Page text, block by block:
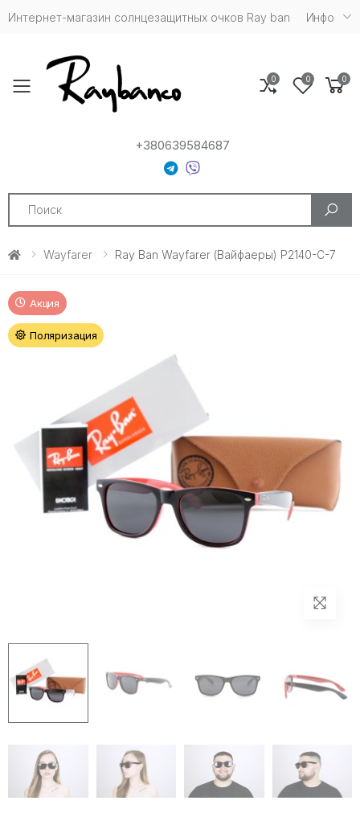
Интернет-магазин солнцезащитных очков Ray ban Инфо
Toggle mobile menu
+380639584687
Search
0 0 0
Wayfarer Ray Ban Wayfarer (Вайфаеры) P2140-C-7
Акция
Поляризация